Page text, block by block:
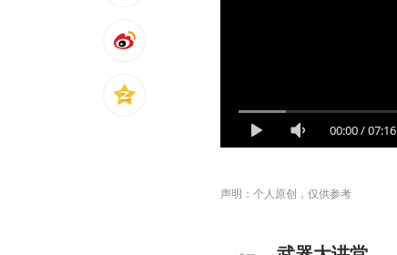
00:00/07:16
声明：个人原创，仅供参考